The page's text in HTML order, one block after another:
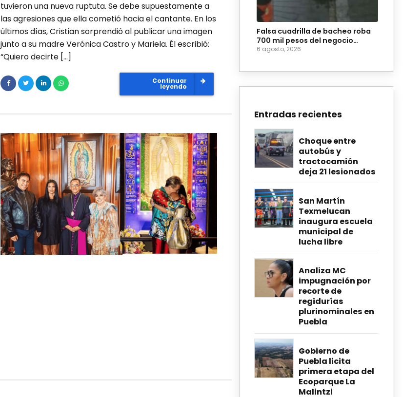
tuvieron una nueva ruptuta. Se debe supuestamente a
las agresiones que ella cometió hacia el cantante. En los
últimos días, Cristian sorprendió al publicar una imagen
junto a su madre Verónica Castro y Mariela. Él escribió:
“Quiero decirte […]
Continuar
leyendo
Falsa cuadrilla de bacheo roba
700 mil pesos del negocio
Coyote Burger
6 agosto, 2026
Entradas recientes
Choque entre
autobús y
tractocamión
deja 21 lesionados
San Martín
Texmelucan
inaugura escuela
municipal de
lucha libre
Analiza MC
impugnación por
recorte de
regidurías
plurinominales en
Puebla
Gobierno de
Puebla licita
primera etapa del
Ecoparque La
Malintzi